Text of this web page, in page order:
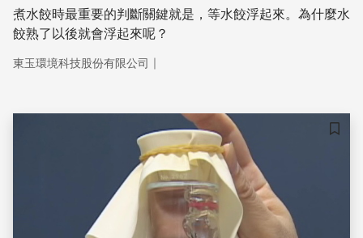
煮水餃時最重要的判斷關鍵就是，等水餃浮起來。為什麼水
餃熟了以後就會浮起來呢？
東玉環境科技股份有限公司 ｜
儲存